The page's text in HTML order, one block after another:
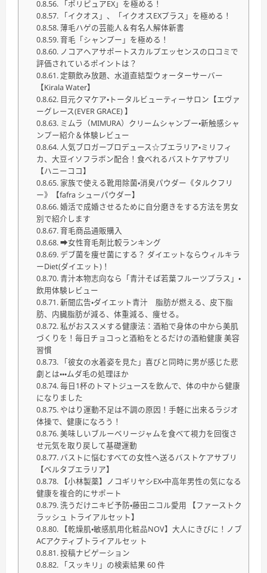
「ポリピュアEX」を極める！
「イクオス」、「イクオスEXプラス」を極める！
薄毛ハゲの芸能人＆有名人解体新書
育毛「シャンプー」を極める！
ノコアヘアサポートスカルプエッセンスの口コミで
評価されているポイントは？
定額飲み放題、水道直結型ウォーターサーバー
【Kirala Water】
目元クマケア・トータルビューティーサロン【エヴァ
ーグレース(EVER GRACE) 】
ミムラ（MIMURA）クリームシャンプー・新触感シャ
ンプー紹介＆体験レビュー
人気ブロガープロデュース☆プエラリア・ミリフィ
カ、大豆イソフラボン配合！食べれるバストケアサプリ
【ハニーココ】
家族で使える靴用除菌・消臭パウダー《タルクフリ
ー》【fafra シューパウダー】
婚活で成婚させるために自分磨きをする方法を男女
別で紹介します
育毛商品通販購入
➡女性育毛剤比較ランキング
デブ菌を痩せ菌にする？ ダイエットならウィルキラ
ーDiet(ダイエット)！
青汁本物志向なら「青汁そば若葉フルーツプラス」・
飲用体験レビュー
新聞広告・ダイエット青汁 脂肪が燃える、皮下脂
肪、内臓脂肪が減る、体重減る、痩せる。
私がおススメする健康法：酒粕で身体の中から美肌
づくりを！毎日チョコっと酒粕をとるだけの酒粕健康 美容
習慣
「彼女の水着姿を見た」喜びと同時に男が感じた悲
劇とは・・・ムダ毛の処理ほか
毎日1杯のトマトジュースを飲んで、体の中から健康
になりました
やはり運動不足は不調の原因！手軽に出来るラジオ
体操で、健康になろう！
美味しいブルーベリージャムを食べて視力を回復さ
せ元気を取り戻して基礎運動
バストに悩むすべての女性へ送るバストケアサプリ
【ベルタプエラリア】
【小林製薬】ノコギリヤシEX・中高年男性の気になる
健康を複合的にサポート
洗うだけニキビ予防・藤田ニコル愛用 【ファーストク
ラッシュ トライアルセット】
【乾燥肌・敏感肌用化粧品NOV】大人にきびに！ノブ
ACアクティブトライアルセッ ト
投稿ナビゲーション
「スッキリ」の検索結果 60 件